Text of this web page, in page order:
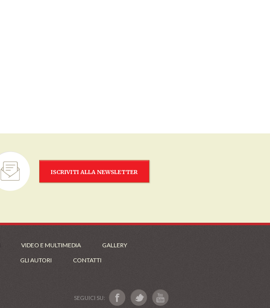
ISCRIVITI ALLA NEWSLETTER
VIDEO E MULTIMEDIA
GALLERY
GLI AUTORI CONTATTI
SEGUICI SU: